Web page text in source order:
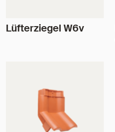
Lüfterziegel W6v